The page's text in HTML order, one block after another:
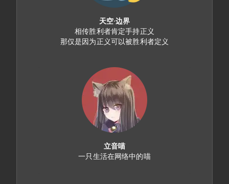
天空·边界
相传胜利者肯定手持正义
那仅是因为正义可以被胜利者定义
立音喵
一只生活在网络中的喵